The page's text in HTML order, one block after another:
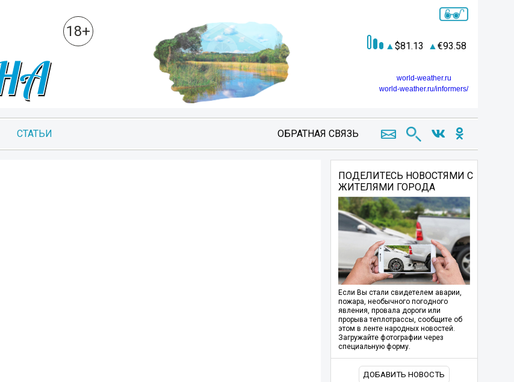
18+
81.13 93.58
world-weather.ru
world-weather.ru/informers/
СТАТЬИ ОБРАТНАЯ СВЯЗЬ
ПОДЕЛИТЕСЬ НОВОСТЯМИ С
ЖИТЕЛЯМИ ГОРОДА
Если Вы стали свидетелем аварии,
пожара, необычного погодного
явления, провала дороги или
прорыва теплотрассы, сообщите об
этом в ленте народных новостей.
Загружайте фотографии через
специальную форму.
ДОБАВИТЬ НОВОСТЬ